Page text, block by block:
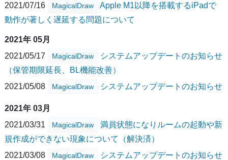
2021/07/16
MagicalDraw
Apple M1以降を搭載するiPadで
動作が著しく遅延する問題について
2021年 05月
2021/05/17
MagicalDraw
システムアップデートのお知らせ
（保管期限延長、BL機能改善）
2021/05/08
MagicalDraw システムアップデートのお知らせ
2021年 03月
2021/03/31
MagicalDraw
満員状態になりルームの起動や新
規作成ができない現象について（解決済）
2021/03/08
MagicalDraw
システムアップデートのお知らせ